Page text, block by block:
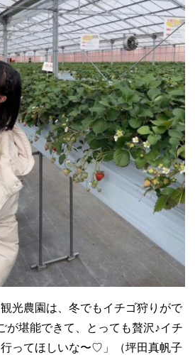
光農園は、冬でもイチゴ狩りがで
が堪能できて、とっても贅沢♪イチ
ってほしいな〜♡」（坪田真帆子